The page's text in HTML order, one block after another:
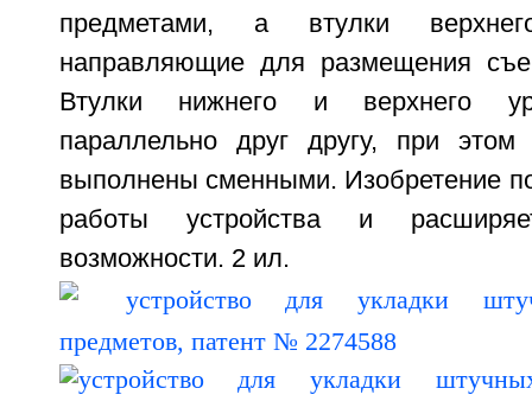
предметами, а втулки
направляющие для размещения
Втулки нижнего и верхнего
параллельно друг другу, при
выполнены сменными. Изобретение
работы устройства и
возможности. 2 ил.